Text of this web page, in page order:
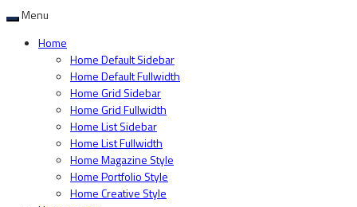
Menu
Home
Home Default Sidebar
Home Default Fullwidth
Home Grid Sidebar
Home Grid Fullwidth
Home List Sidebar
Home List Fullwidth
Home Magazine Style
Home Portfolio Style
Home Creative Style